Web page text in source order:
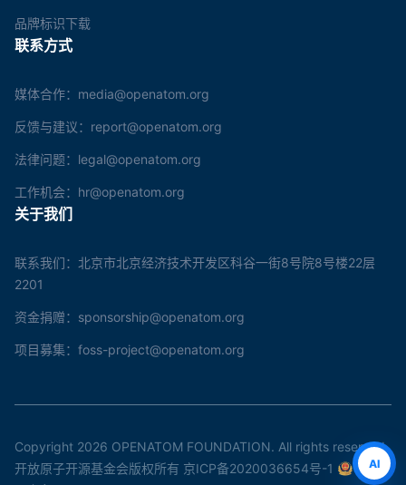
品牌标识下载
联系方式
媒体合作：media@openatom.org
反馈与建议：report@openatom.org
法律问题：legal@openatom.org
工作机会：hr@openatom.org
关于我们
联系我们：北京市北京经济技术开发区科谷一街8号院8号楼22层
2201
资金捐赠：sponsorship@openatom.org
项目募集：foss-project@openatom.org
Copyright 2026 OPENATOM FOUNDATION. All rights reserved.
开放原子开源基金会版权所有 京ICP备2020036654号-1
京公
AI